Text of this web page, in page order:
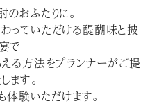
おふたりに。
っていただける醍醐味と披
で
える方法をプランナーがご提
ます。
験いただけます。